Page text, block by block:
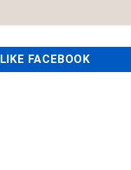
LIKE FACEBOOK